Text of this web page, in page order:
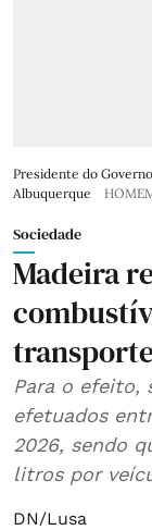
Presidente do
Albuquerque
Sociedade
Madeira
Para o efeito,
efetuados
2026, sendo
litros por
DN/Lusa